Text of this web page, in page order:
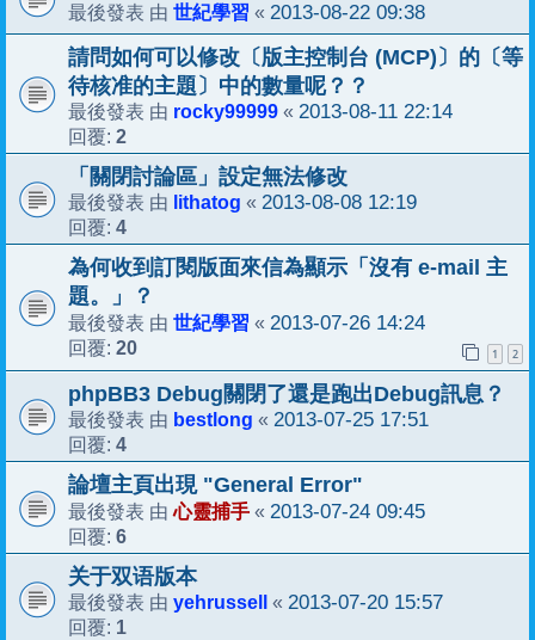
最後發表 由 世紀學習 « 2013-08-22 09:38
請問如何可以修改〔版主控制台 (MCP)〕的〔等
待核准的主題〕中的數量呢？？
最後發表 由 rocky99999 « 2013-08-11 22:14
回覆: 2
「關閉討論區」設定無法修改
最後發表 由 lithatog « 2013-08-08 12:19
回覆: 4
為何收到訂閱版面來信為顯示「沒有 e-mail 主
題。」？
最後發表 由 世紀學習 « 2013-07-26 14:24
回覆: 20 1 2
phpBB3 Debug關閉了還是跑出Debug訊息？
最後發表 由 bestlong « 2013-07-25 17:51
回覆: 4
論壇主頁出現 "General Error"
最後發表 由心靈捕手 « 2013-07-24 09:45
回覆: 6
关于双语版本
最後發表 由 yehrussell « 2013-07-20 15:57
回覆: 1